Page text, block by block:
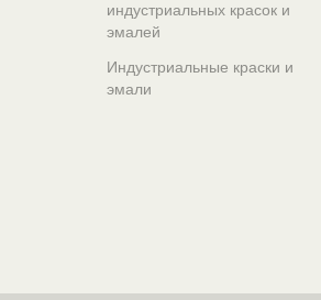
индустриальных красок и
эмалей
Индустриальные краски и
эмали